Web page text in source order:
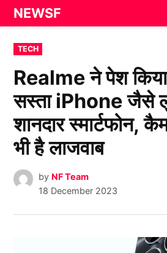
Skip
to
content
NEWSF
POSTED
IN
TECH
Realme ने पेश किया
सस्ता iPhone जैसे
शानदार स्मार्टफोन,
भी है लाजवाब
by NF Team
18 December 2023